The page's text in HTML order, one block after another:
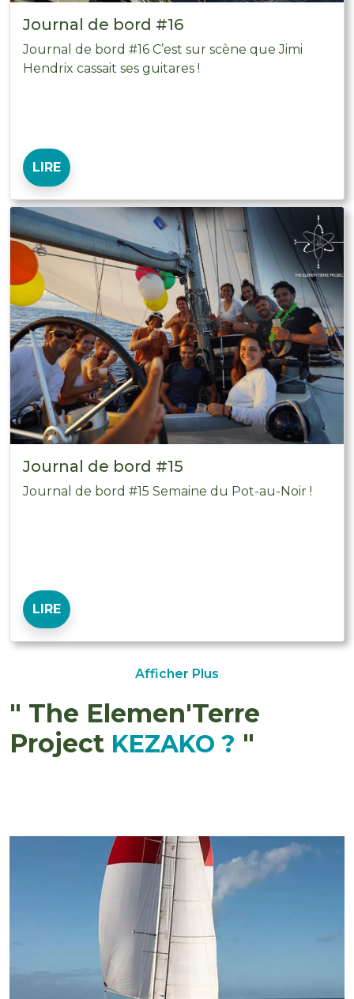
Journal de bord #16
Journal de bord #16 C’est sur scène que Jimi
Hendrix cassait ses guitares !
LIRE
Journal de bord #15
Journal de bord #15 Semaine du Pot-au-Noir !
LIRE
Afficher Plus
" The Elemen'Terre
Project KEZAKO ? "